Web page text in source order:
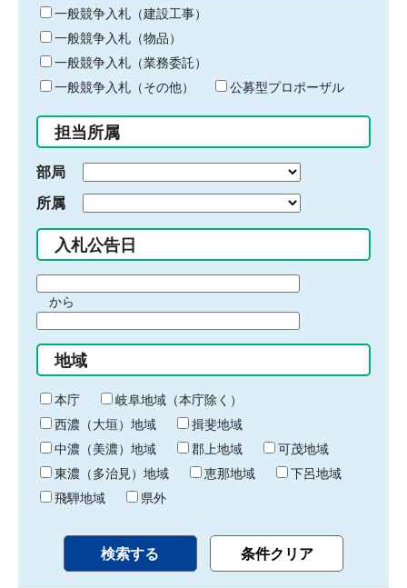
キ
ー
ワ
ー
ド
入
力
一般競争入札（建設工事）
一般競争入札（物品）
一般競争入札（業務委託）
一般競争入札（その他）
公募型プロポーザル
担当所属
部局
所属
入札公告日
間
始
り
から
間
終
わ
り
地域
本庁
岐阜地域（本庁除く）
西濃（大垣）地域
揖斐地域
中濃（美濃）地域
郡上地域
可茂地域
東濃（多治見）地域
恵那地域
下呂地域
飛騨地域
県外